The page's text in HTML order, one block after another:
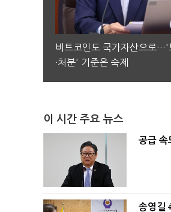
비트코인도 국가자산으로…'
·처분' 기준은 숙제
이 시간 주요 뉴스
공급 속
송영길